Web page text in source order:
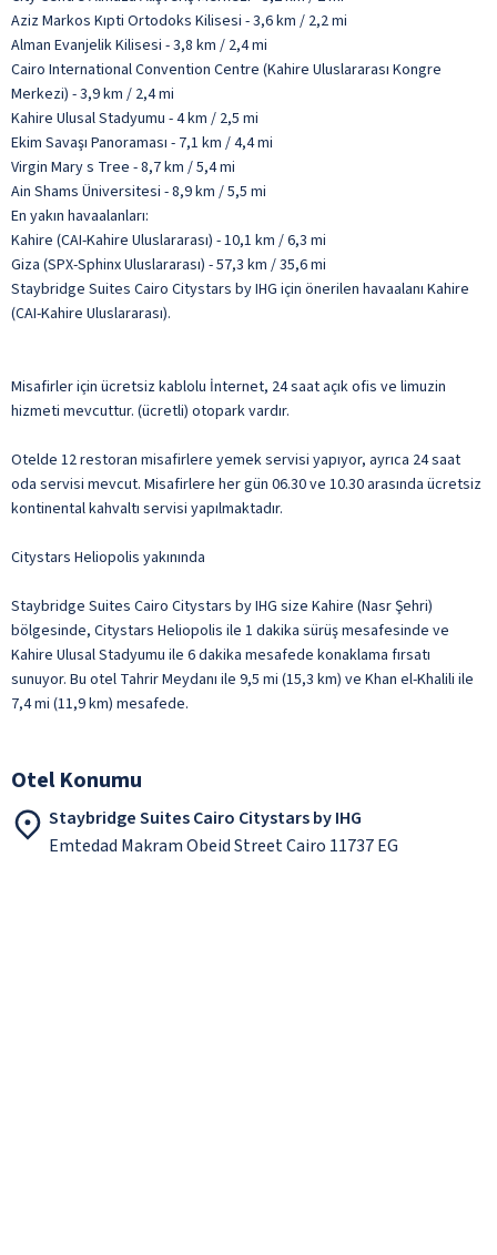
Aziz Markos Kıpti Ortodoks Kilisesi - 3,6 km / 2,2 mi
Alman Evanjelik Kilisesi - 3,8 km / 2,4 mi
Cairo International Convention Centre (Kahire Uluslararası Kongre
Merkezi) - 3,9 km / 2,4 mi
Kahire Ulusal Stadyumu - 4 km / 2,5 mi
Ekim Savaşı Panoraması - 7,1 km / 4,4 mi
Virgin Mary s Tree - 8,7 km / 5,4 mi
Ain Shams Üniversitesi - 8,9 km / 5,5 mi
En yakın havaalanları:
Kahire (CAI-Kahire Uluslararası) - 10,1 km / 6,3 mi
Giza (SPX-Sphinx Uluslararası) - 57,3 km / 35,6 mi
Staybridge Suites Cairo Citystars by IHG için önerilen havaalanı Kahire
(CAI-Kahire Uluslararası).
Misafirler için ücretsiz kablolu İnternet, 24 saat açık ofis ve limuzin
hizmeti mevcuttur. (ücretli) otopark vardır.
Otelde 12 restoran misafirlere yemek servisi yapıyor, ayrıca 24 saat
oda servisi mevcut. Misafirlere her gün 06.30 ve 10.30 arasında ücretsiz
kontinental kahvaltı servisi yapılmaktadır.
Citystars Heliopolis yakınında
Staybridge Suites Cairo Citystars by IHG size Kahire (Nasr Şehri)
bölgesinde, Citystars Heliopolis ile 1 dakika sürüş mesafesinde ve
Kahire Ulusal Stadyumu ile 6 dakika mesafede konaklama fırsatı
sunuyor. Bu otel Tahrir Meydanı ile 9,5 mi (15,3 km) ve Khan el-Khalili ile
7,4 mi (11,9 km) mesafede.
Otel Konumu
Staybridge Suites Cairo Citystars by IHG
Emtedad Makram Obeid Street Cairo 11737 EG